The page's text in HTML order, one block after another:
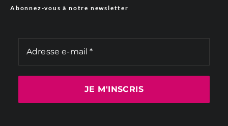
Abonnez-vous à notre newsletter